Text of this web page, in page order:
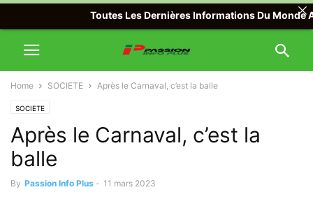
Home SOCIETE Après le Carnaval, c’est la balle
SOCIETE
Après le Carnaval, c’est la
balle
By Passion Info Plus - 11 mars 2023
Toutes Les Dernières Informations Du Monde